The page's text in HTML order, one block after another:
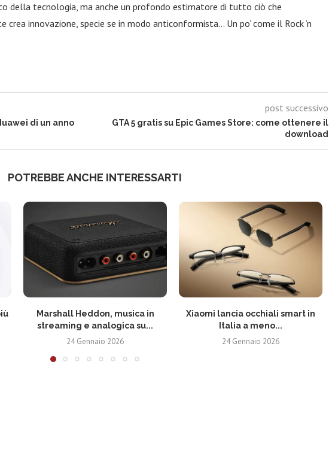
della tecnologia, ma anche un profondo estimatore di tutto ciò che
innovazione, specie se in modo anticonformista… Un po’ come il Rock ‘n
di un anno
post successivo
GTA 5 gratis su Epic Games Store: come ottenere il
download
POTREBBE ANCHE INTERESSARTI
Marshall Heddon, musica in
streaming e analogica su...
24 Gennaio 2026
Xiaomi lancia occhiali smart in
Italia a meno...
24 Gennaio 2026